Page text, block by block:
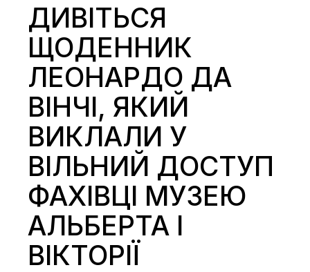
ДИВІТЬСЯ
ЩОДЕННИК
ЛЕОНАРДО ДА
ВІНЧІ, ЯКИЙ
ВИКЛАЛИ У
ВІЛЬНИЙ ДОСТУП
ФАХІВЦІ МУЗЕЮ
АЛЬБЕРТА І
ВІКТОРІЇ